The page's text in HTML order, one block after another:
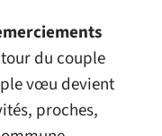
du couple
vœu devient
proches,